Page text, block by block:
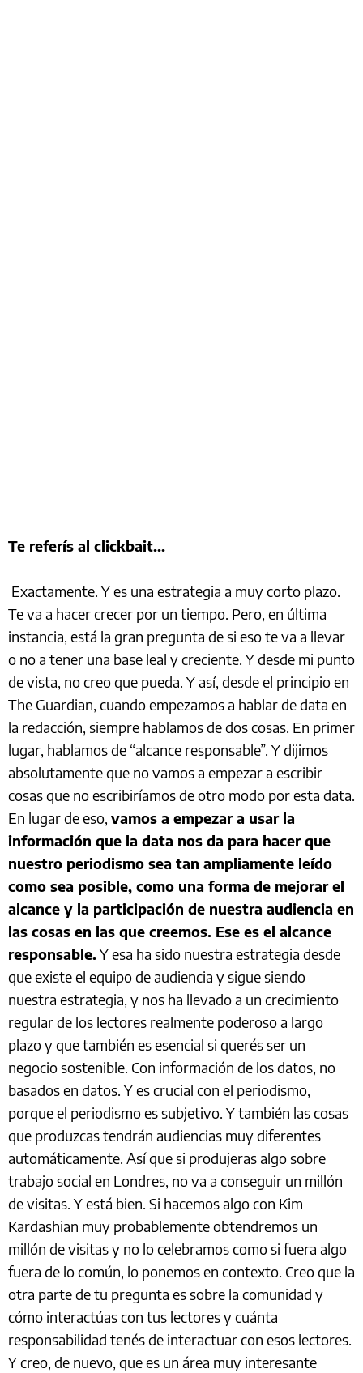
Te referís al clickbait...
Exactamente. Y es una estrategia a muy corto plazo.
Te va a hacer crecer por un tiempo. Pero, en última
instancia, está la gran pregunta de si eso te va a llevar
o no a tener una base leal y creciente. Y desde mi punto
de vista, no creo que pueda. Y así, desde el principio en
The Guardian, cuando empezamos a hablar de data en
la redacción, siempre hablamos de dos cosas. En primer
lugar, hablamos de “alcance responsable”. Y dijimos
absolutamente que no vamos a empezar a escribir
cosas que no escribiríamos de otro modo por esta data.
En lugar de eso, vamos a empezar a usar la
información que la data nos da para hacer que
nuestro periodismo sea tan ampliamente leído
como sea posible, como una forma de mejorar el
alcance y la participación de nuestra audiencia en
las cosas en las que creemos. Ese es el alcance
responsable.Y esa ha sido nuestra estrategia desde
que existe el equipo de audiencia y sigue siendo
nuestra estrategia, y nos ha llevado a un crecimiento
regular de los lectores realmente poderoso a largo
plazo y que también es esencial si querés ser un
negocio sostenible. Con información de los datos, no
basados en datos. Y es crucial con el periodismo,
porque el periodismo es subjetivo. Y también las cosas
que produzcas tendrán audiencias muy diferentes
automáticamente. Así que si produjeras algo sobre
trabajo social en Londres, no va a conseguir un millón
de visitas. Y está bien. Si hacemos algo con Kim
Kardashian muy probablemente obtendremos un
millón de visitas y no lo celebramos como si fuera algo
fuera de lo común, lo ponemos en contexto. Creo que la
otra parte de tu pregunta es sobre la comunidad y
cómo interactúas con tus lectores y cuánta
responsabilidad tenés de interactuar con esos lectores.
Y creo, de nuevo, que es un área muy interesante